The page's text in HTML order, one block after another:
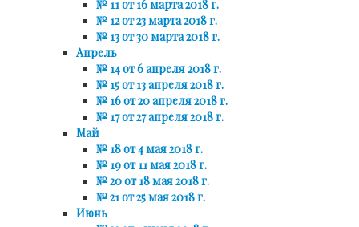
№ 11 от 16 марта 2018 г.
№ 12 от 23 марта 2018 г.
№ 13 от 30 марта 2018 г.
Апрель
№ 14 от 6 апреля 2018 г.
№ 15 от 13 апреля 2018 г.
№ 16 от 20 апреля 2018 г.
№ 17 от 27 апреля 2018 г.
Май
№ 18 от 4 мая 2018 г.
№ 19 от 11 мая 2018 г.
№ 20 от 18 мая 2018 г.
№ 21 от 25 мая 2018 г.
Июнь